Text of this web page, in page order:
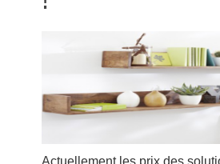
Actuellement les prix des